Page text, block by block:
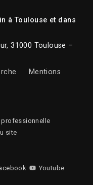
à Toulouse et dans
31000 Toulouse –
Mentions
professionnelle
site
Youtube